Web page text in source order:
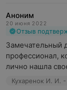
Аноним
20 июня 2022
Отзыв
Замечательный
профессионал,
лично нашла
Кухаренок И. И.